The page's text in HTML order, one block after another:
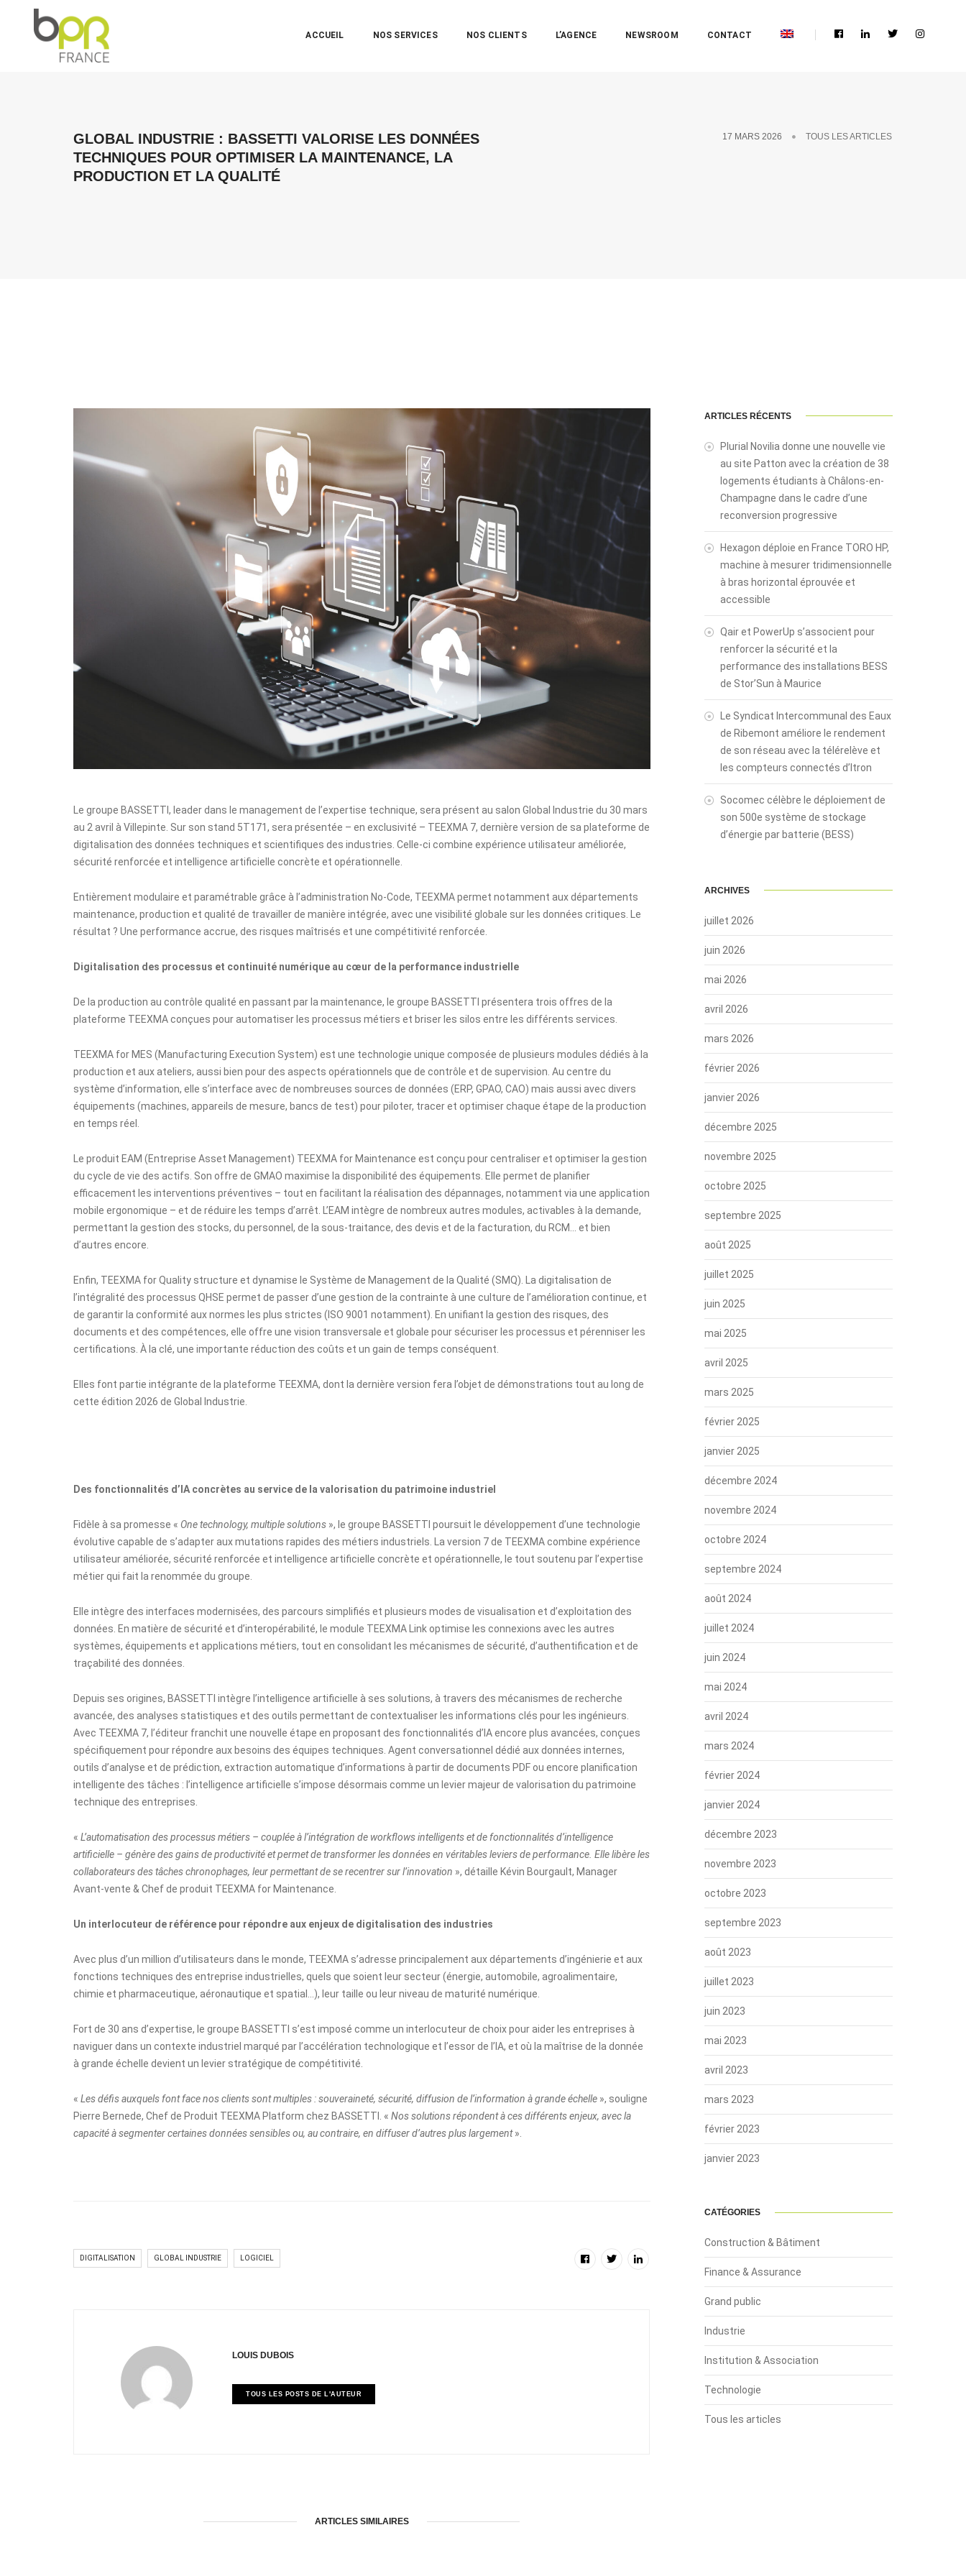
ACCUEIL NOS SERVICES NOS CLIENTS L’AGENCE NEWSROOM CONTACT
GLOBAL INDUSTRIE : BASSETTI VALORISE LES DONNÉES
TECHNIQUES POUR OPTIMISER LA MAINTENANCE, LA
PRODUCTION ET LA QUALITÉ
17 MARS 2026 TOUS LES ARTICLES
Le groupe BASSETTI, leader dans le management de l’expertise technique, sera présent au salon Global Industrie du 30 mars
au 2 avril à Villepinte. Sur son stand 5T171, sera présentée – en exclusivité – TEEXMA 7, dernière version de sa plateforme de
digitalisation des données techniques et scientifiques des industries. Celle-ci combine expérience utilisateur améliorée,
sécurité renforcée et intelligence artificielle concrète et opérationnelle.
Entièrement modulaire et paramétrable grâce à l’administration No-Code, TEEXMA permet notamment aux départements
maintenance, production et qualité de travailler de manière intégrée, avec une visibilité globale sur les données critiques. Le
résultat ? Une performance accrue, des risques maîtrisés et une compétitivité renforcée.
Digitalisation des processus et continuité numérique au cœur de la performance industrielle
De la production au contrôle qualité en passant par la maintenance, le groupe BASSETTI présentera trois offres de la
plateforme TEEXMA conçues pour automatiser les processus métiers et briser les silos entre les différents services.
TEEXMA for MES (Manufacturing Execution System) est une technologie unique composée de plusieurs modules dédiés à la
production et aux ateliers, aussi bien pour des aspects opérationnels que de contrôle et de supervision. Au centre du
système d’information, elle s’interface avec de nombreuses sources de données (ERP, GPAO, CAO) mais aussi avec divers
équipements (machines, appareils de mesure, bancs de test) pour piloter, tracer et optimiser chaque étape de la production
en temps réel.
Le produit EAM (Entreprise Asset Management) TEEXMA for Maintenance est conçu pour centraliser et optimiser la gestion
du cycle de vie des actifs. Son offre de GMAO maximise la disponibilité des équipements. Elle permet de planifier
efficacement les interventions préventives – tout en facilitant la réalisation des dépannages, notamment via une application
mobile ergonomique – et de réduire les temps d’arrêt. L’EAM intègre de nombreux autres modules, activables à la demande,
permettant la gestion des stocks, du personnel, de la sous-traitance, des devis et de la facturation, du RCM… et bien
d’autres encore.
Enfin, TEEXMA for Quality structure et dynamise le Système de Management de la Qualité (SMQ). La digitalisation de
l’intégralité des processus QHSE permet de passer d’une gestion de la contrainte à une culture de l’amélioration continue, et
de garantir la conformité aux normes les plus strictes (ISO 9001 notamment). En unifiant la gestion des risques, des
documents et des compétences, elle offre une vision transversale et globale pour sécuriser les processus et pérenniser les
certifications. À la clé, une importante réduction des coûts et un gain de temps conséquent.
Elles font partie intégrante de la plateforme TEEXMA, dont la dernière version fera l’objet de démonstrations tout au long de
cette édition 2026 de Global Industrie.
Des fonctionnalités d’IA concrètes au service de la valorisation du patrimoine industriel
Fidèle à sa promesse « One technology, multiple solutions », le groupe BASSETTI poursuit le développement d’une technologie
évolutive capable de s’adapter aux mutations rapides des métiers industriels. La version 7 de TEEXMA combine expérience
utilisateur améliorée, sécurité renforcée et intelligence artificielle concrète et opérationnelle, le tout soutenu par l’expertise
métier qui fait la renommée du groupe.
Elle intègre des interfaces modernisées, des parcours simplifiés et plusieurs modes de visualisation et d’exploitation des
données. En matière de sécurité et d’interopérabilité, le module TEEXMA Link optimise les connexions avec les autres
systèmes, équipements et applications métiers, tout en consolidant les mécanismes de sécurité, d’authentification et de
traçabilité des données.
Depuis ses origines, BASSETTI intègre l’intelligence artificielle à ses solutions, à travers des mécanismes de recherche
avancée, des analyses statistiques et des outils permettant de contextualiser les informations clés pour les ingénieurs.
Avec TEEXMA 7, l’éditeur franchit une nouvelle étape en proposant des fonctionnalités d’IA encore plus avancées, conçues
spécifiquement pour répondre aux besoins des équipes techniques. Agent conversationnel dédié aux données internes,
outils d’analyse et de prédiction, extraction automatique d’informations à partir de documents PDF ou encore planification
intelligente des tâches : l’intelligence artificielle s’impose désormais comme un levier majeur de valorisation du patrimoine
technique des entreprises.
« L’automatisation des processus métiers – couplée à l’intégration de workflows intelligents et de fonctionnalités d’intelligence
artificielle – génère des gains de productivité et permet de transformer les données en véritables leviers de performance. Elle libère les
collaborateurs des tâches chronophages, leur permettant de se recentrer sur l’innovation », détaille Kévin Bourgault, Manager
Avant-vente & Chef de produit TEEXMA for Maintenance.
Un interlocuteur de référence pour répondre aux enjeux de digitalisation des industries
Avec plus d’un million d’utilisateurs dans le monde, TEEXMA s’adresse principalement aux départements d’ingénierie et aux
fonctions techniques des entreprise industrielles, quels que soient leur secteur (énergie, automobile, agroalimentaire,
chimie et pharmaceutique, aéronautique et spatial…), leur taille ou leur niveau de maturité numérique.
Fort de 30 ans d’expertise, le groupe BASSETTI s’est imposé comme un interlocuteur de choix pour aider les entreprises à
naviguer dans un contexte industriel marqué par l’accélération technologique et l’essor de l’IA, et où la maîtrise de la donnée
à grande échelle devient un levier stratégique de compétitivité.
« Les défis auxquels font face nos clients sont multiples : souveraineté, sécurité, diffusion de l’information à grande échelle », souligne
Pierre Bernede, Chef de Produit TEEXMA Platform chez BASSETTI. « Nos solutions répondent à ces différents enjeux, avec la
capacité à segmenter certaines données sensibles ou, au contraire, en diffuser d’autres plus largement».
DIGITALISATION GLOBAL INDUSTRIE LOGICIEL
LOUIS DUBOIS
TOUS LES POSTS DE L'AUTEUR
ARTICLES SIMILAIRES
ARTICLES RÉCENTS
Plurial Novilia donne une nouvelle vie
au site Patton avec la création de 38
logements étudiants à Châlons-en-
Champagne dans le cadre d’une
reconversion progressive
Hexagon déploie en France TORO HP,
machine à mesurer tridimensionnelle
à bras horizontal éprouvée et
accessible
Qair et PowerUp s’associent pour
renforcer la sécurité et la
performance des installations BESS
de Stor’Sun à Maurice
Le Syndicat Intercommunal des Eaux
de Ribemont améliore le rendement
de son réseau avec la télérelève et
les compteurs connectés d’Itron
Socomec célèbre le déploiement de
son 500e système de stockage
d’énergie par batterie (BESS)
ARCHIVES
juillet 2026
juin 2026
mai 2026
avril 2026
mars 2026
février 2026
janvier 2026
décembre 2025
novembre 2025
octobre 2025
septembre 2025
août 2025
juillet 2025
juin 2025
mai 2025
avril 2025
mars 2025
février 2025
janvier 2025
décembre 2024
novembre 2024
octobre 2024
septembre 2024
août 2024
juillet 2024
juin 2024
mai 2024
avril 2024
mars 2024
février 2024
janvier 2024
décembre 2023
novembre 2023
octobre 2023
septembre 2023
août 2023
juillet 2023
juin 2023
mai 2023
avril 2023
mars 2023
février 2023
janvier 2023
CATÉGORIES
Construction & Bâtiment
Finance & Assurance
Grand public
Industrie
Institution & Association
Technologie
Tous les articles